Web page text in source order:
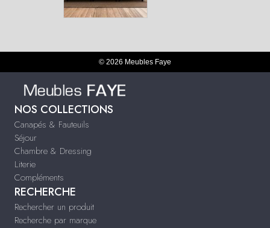
© 2026 Meubles Faye
NOS COLLECTIONS
Canapés & Fauteuils
Séjour
Chambre & Dressing
Literie
Compléments
RECHERCHE
Rechercher un produit
Recherche par marque